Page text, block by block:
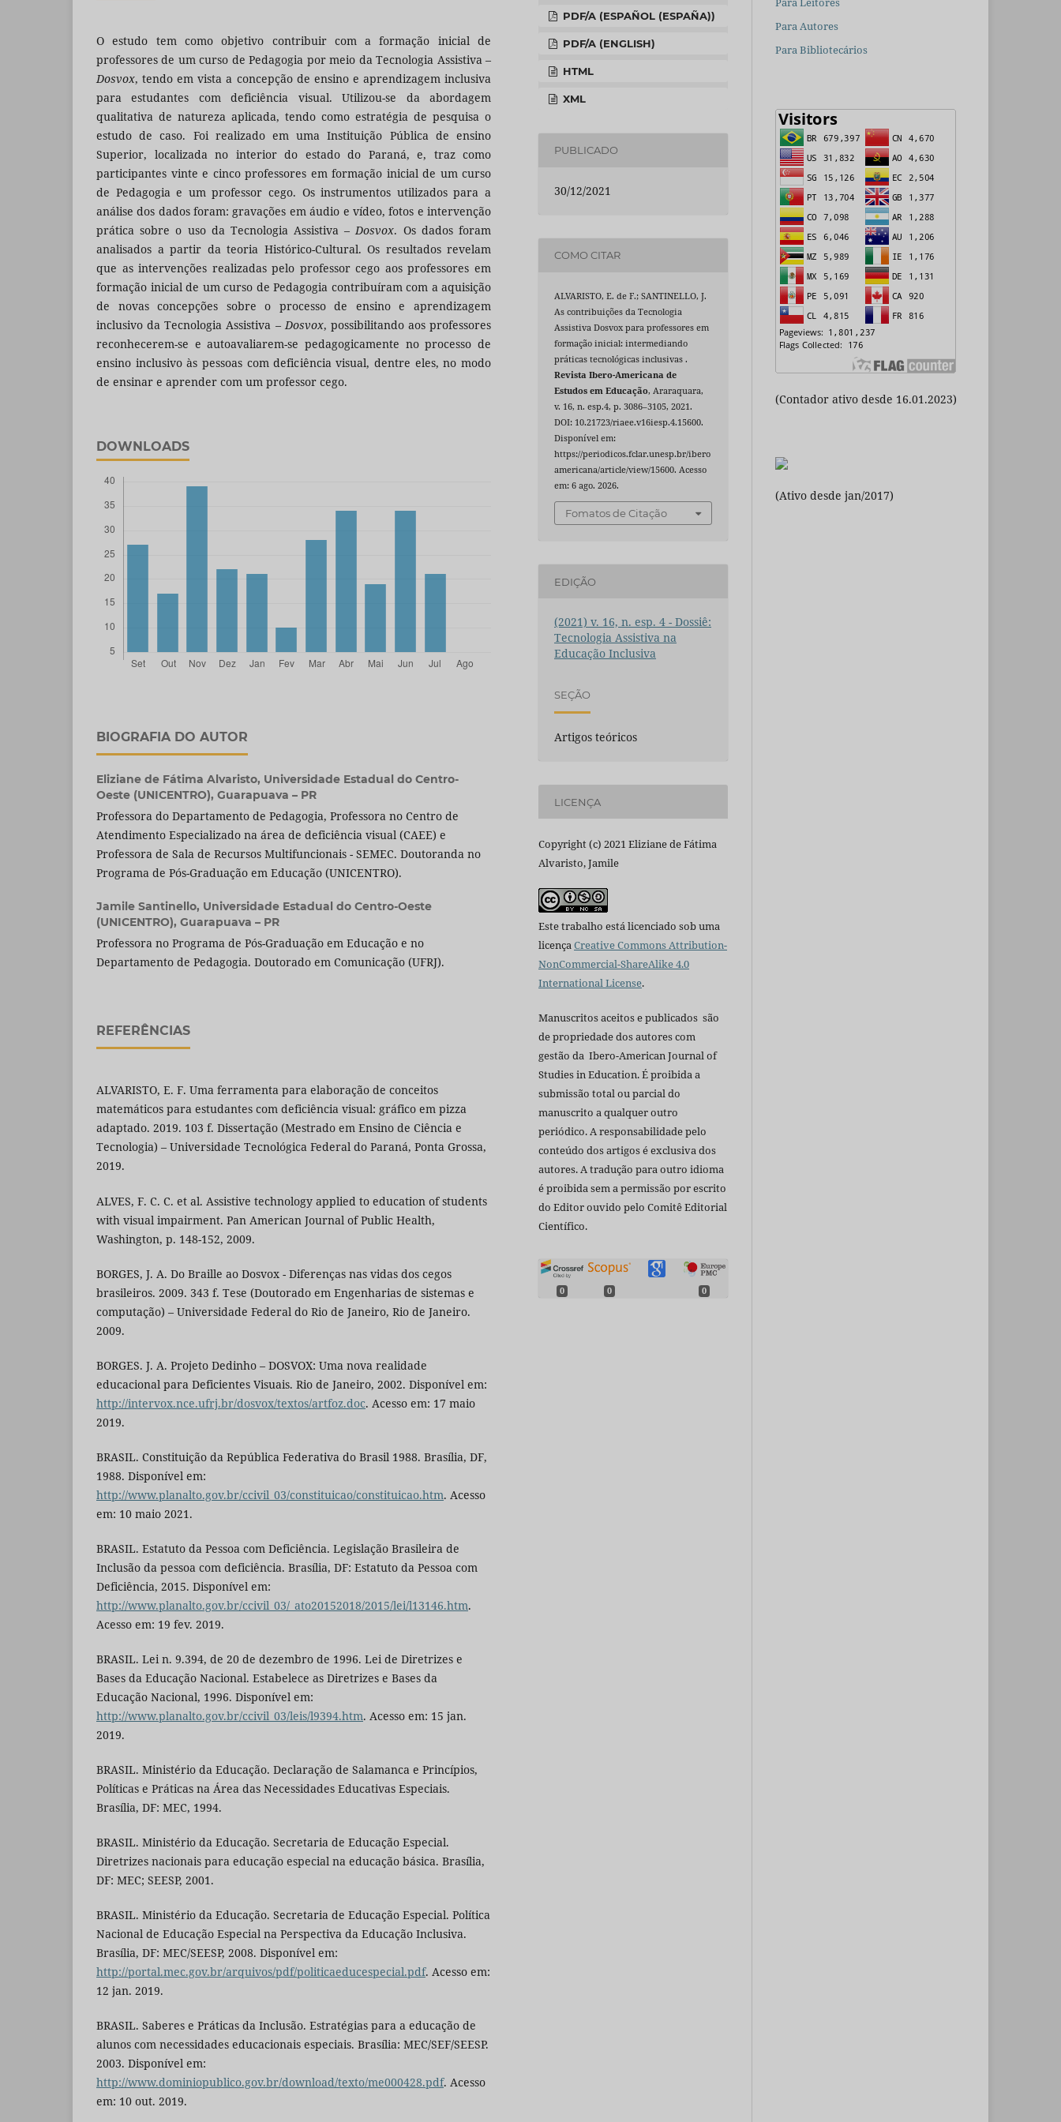
O estudo tem como objetivo contribuir com a formação inicial de
professores de um curso de Pedagogia por meio da Tecnologia Assistiva –
Dosvox, tendo em vista a concepção de ensino e aprendizagem inclusiva
para estudantes com deficiência visual. Utilizou-se da abordagem
qualitativa de natureza aplicada, tendo como estratégia de pesquisa o
estudo de caso. Foi realizado em uma Instituição Pública de ensino
Superior, localizada no interior do estado do Paraná, e, traz como
participantes vinte e cinco professores em formação inicial de um curso
de Pedagogia e um professor cego. Os instrumentos utilizados para a
análise dos dados foram: gravações em áudio e vídeo, fotos e intervenção
prática sobre o uso da Tecnologia Assistiva –Dosvox. Os dados foram
analisados a partir da teoria Histórico-Cultural. Os resultados revelam
que as intervenções realizadas pelo professor cego aos professores em
formação inicial de um curso de Pedagogia contribuíram com a aquisição
de novas concepções sobre o processo de ensino e aprendizagem
inclusivo da Tecnologia Assistiva –Dosvox, possibilitando aos professores
reconhecerem-se e autoavaliarem-se pedagogicamente no processo de
ensino inclusivo às pessoas com deficiência visual, dentre eles, no modo
de ensinar e aprender com um professor cego.
DOWNLOADS
BIOGRAFIA DO AUTOR
Eliziane de Fátima Alvaristo, Universidade Estadual do Centro-
Oeste (UNICENTRO), Guarapuava – PR
Professora do Departamento de Pedagogia, Professora no Centro de
Atendimento Especializado na área de deficiência visual (CAEE) e
Professora de Sala de Recursos Multifuncionais - SEMEC. Doutoranda no
Programa de Pós-Graduação em Educação (UNICENTRO).
Jamile Santinello, Universidade Estadual do Centro-Oeste
(UNICENTRO), Guarapuava – PR
Professora no Programa de Pós-Graduação em Educação e no
Departamento de Pedagogia. Doutorado em Comunicação (UFRJ).
REFERÊNCIAS
ALVARISTO, E. F. Uma ferramenta para elaboração de conceitos
matemáticos para estudantes com deficiência visual: gráfico em pizza
adaptado. 2019. 103 f. Dissertação (Mestrado em Ensino de Ciência e
Tecnologia) – Universidade Tecnológica Federal do Paraná, Ponta Grossa,
2019.
ALVES, F. C. C. et al. Assistive technology applied to education of students
with visual impairment. Pan American Journal of Public Health,
Washington, p. 148-152, 2009.
BORGES, J. A. Do Braille ao Dosvox - Diferenças nas vidas dos cegos
brasileiros. 2009. 343 f. Tese (Doutorado em Engenharias de sistemas e
computação) – Universidade Federal do Rio de Janeiro, Rio de Janeiro.
2009.
BORGES. J. A. Projeto Dedinho – DOSVOX: Uma nova realidade
educacional para Deficientes Visuais. Rio de Janeiro, 2002. Disponível em:
http://intervox.nce.ufrj.br/dosvox/textos/artfoz.doc. Acesso em: 17 maio
2019.
BRASIL. Constituição da República Federativa do Brasil 1988. Brasília, DF,
1988. Disponível em:
http://www.planalto.gov.br/ccivil_03/constituicao/constituicao.htm. Acesso
em: 10 maio 2021.
BRASIL. Estatuto da Pessoa com Deficiência. Legislação Brasileira de
Inclusão da pessoa com deficiência. Brasília, DF: Estatuto da Pessoa com
Deficiência, 2015. Disponível em:
http://www.planalto.gov.br/ccivil_03/_ato20152018/2015/lei/l13146.htm.
Acesso em: 19 fev. 2019.
BRASIL. Lei n. 9.394, de 20 de dezembro de 1996. Lei de Diretrizes e
Bases da Educação Nacional. Estabelece as Diretrizes e Bases da
Educação Nacional, 1996. Disponível em:
http://www.planalto.gov.br/ccivil_03/leis/l9394.htm. Acesso em: 15 jan.
2019.
BRASIL. Ministério da Educação. Declaração de Salamanca e Princípios,
Políticas e Práticas na Área das Necessidades Educativas Especiais.
Brasília, DF: MEC, 1994.
BRASIL. Ministério da Educação. Secretaria de Educação Especial.
Diretrizes nacionais para educação especial na educação básica. Brasília,
DF: MEC; SEESP, 2001.
BRASIL. Ministério da Educação. Secretaria de Educação Especial. Política
Nacional de Educação Especial na Perspectiva da Educação Inclusiva.
Brasília, DF: MEC/SEESP, 2008. Disponível em:
http://portal.mec.gov.br/arquivos/pdf/politicaeducespecial.pdf. Acesso em:
12 jan. 2019.
BRASIL. Saberes e Práticas da Inclusão. Estratégias para a educação de
alunos com necessidades educacionais especiais. Brasília: MEC/SEF/SEESP.
2003. Disponível em:
http://www.dominiopublico.gov.br/download/texto/me000428.pdf. Acesso
em: 10 out. 2019.
PDF/A (ESPAÑOL (ESPAÑA))
PDF/A (ENGLISH)
HTML
XML
PUBLICADO
30/12/2021
COMO CITAR
ALVARISTO, E. de F.; SANTINELLO, J.
As contribuições da Tecnologia
Assistiva Dosvox para professores em
formação inicial: intermediando
práticas tecnológicas inclusivas .
Revista Ibero-Americana de
Estudos em Educação, Araraquara,
v. 16, n. esp.4, p. 3086–3105, 2021.
DOI: 10.21723/riaee.v16iesp.4.15600.
Disponível em:
https://periodicos.fclar.unesp.br/ibero
americana/article/view/15600. Acesso
em: 6 ago. 2026.
Fomatos de Citação
EDIÇÃO
(2021) v. 16, n. esp. 4 - Dossiê:
Tecnologia Assistiva na
Educação Inclusiva
SEÇÃO
Artigos teóricos
LICENÇA
Copyright (c) 2021 Eliziane de Fátima
Alvaristo, Jamile
Este trabalho está licenciado sob uma
licençaCreative Commons Attribution-
NonCommercial-ShareAlike 4.0
International License.
Manuscritos aceitos e publicados são
de propriedade dos autores com
gestão da Ibero-American Journal of
Studies in Education. É proibida a
submissão total ou parcial do
manuscrito a qualquer outro
periódico. A responsabilidade pelo
conteúdo dos artigos é exclusiva dos
autores. A tradução para outro idioma
é proibida sem a permissão por escrito
do Editor ouvido pelo Comitê Editorial
Científico.
0 0 0
Para Autores
Para Bibliotecários
(Contador ativo desde 16.01.2023)
(Ativo desde jan/2017)